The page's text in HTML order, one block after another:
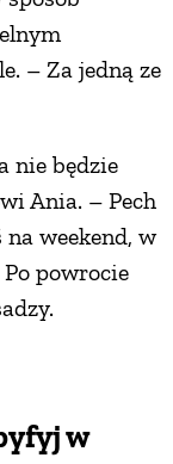
– Za jedną ze
nie będzie
Ania. – Pech
weekend, w
powrocie
w